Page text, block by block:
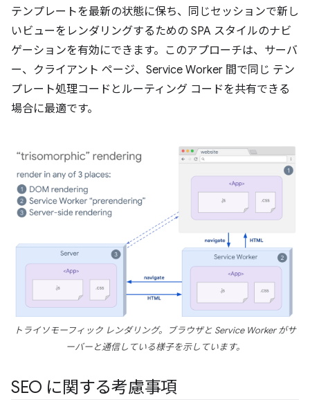
テンプレートを最新の状態に保ち、同じセッションで新し
いビューをレンダリングするための SPA スタイルのナビ
ゲーションを有効にできます。このアプローチは、サーバ
ー、クライアント ページ、Service Worker 間で同じ テン
プレート処理コードとルーティング コードを共有できる
場合に最適です。
トライソモーフィック レンダリング。ブラウザと Service Worker がサ
ーバーと通信している様子を示しています。
SEO に関する考慮事項